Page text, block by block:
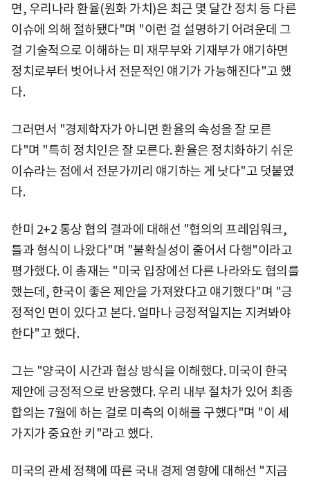
면, 우리나라 환율(원화 가치)은 최근 몇 달간 정치 등 다른
이슈에 의해 절하됐다"며 "이런 걸 설명하기 어려운데 그
걸 기술적으로 이해하는 미 재무부와 기재부가 얘기하면
정치로부터 벗어나서 전문적인 얘기가 가능해진다"고 했
다.
그러면서 "경제학자가 아니면 환율의 속성을 잘 모른
다"며 "특히 정치인은 잘 모른다. 환율은 정치화하기 쉬운
이슈라는 점에서 전문가끼리 얘기하는 게 낫다"고 덧붙였
다.
한미 2+2 통상 협의 결과에 대해선 "협의의 프레임워크,
틀과 형식이 나왔다"며 "불확실성이 줄어서 다행"이라고
평가했다. 이 총재는 "미국 입장에선 다른 나라와도 협의를
했는데, 한국이 좋은 제안을 가져왔다고 얘기했다"며 "긍
정적인 면이 있다고 본다. 얼마나 긍정적일지는 지켜봐야
한다"고 했다.
그는 "양국이 시간과 협상 방식을 이해했다. 미국이 한국
제안에 긍정적으로 반응했다. 우리 내부 절차가 있어 최종
합의는 7월에 하는 걸로 미측의 이해를 구했다"며 "이 세
가지가 중요한 키"라고 했다.
미국의 관세 정책에 따른 국내 경제 영향에 대해선 "지금